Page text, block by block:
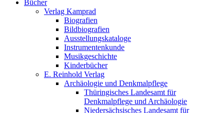
Bücher
Verlag Kamprad
Biografien
Bildbiografien
Ausstellungskataloge
Instrumentenkunde
Musikgeschichte
Kinderbücher
E. Reinhold Verlag
Archäologie und Denkmalpflege
Thüringisches Landesamt für
Denkmalpflege und Archäologie
Niedersächsisches Landesamt für